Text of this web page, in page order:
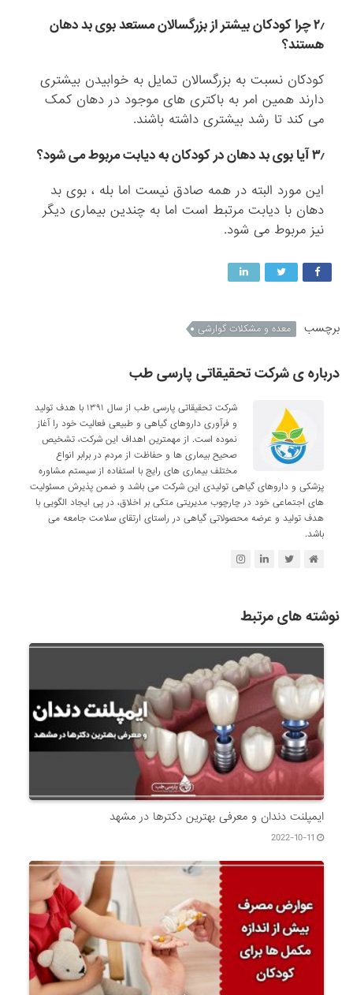
۲٫ چرا کودکان بیشتر از بزرگسالان مستعد بوی بد دهان
هستند؟
کودکان نسبت به بزرگسالان تمایل به خوابیدن بیشتری
دارند همین امر به باکتری های موجود در دهان کمک
می کند تا رشد بیشتری داشته باشند.
۳٫ آیا بوی بد دهان در کودکان به دیابت مربوط می شود؟
این مورد البته در همه صادق نیست اما بله ، بوی بد
دهان با دیابت مرتبط است اما به چندین بیماری دیگر
نیز مربوط می شود.
برچسب معده و مشکلات گوارشی
درباره ی شرکت تحقیقاتی پارسی طب
شرکت تحقیقاتی پارسی طب از سال ۱۳۹۱ با هدف تولید
و فرآوری داروهای گیاهی و طبیعی فعالیت خود را آغاز
نموده است. از مهمترین اهداف این شرکت، تشخیص
صحیح بیماری ها و حفاظت از مردم در برابر انواع
مختلف بیماری های رایج با استفاده از سیستم مشاوره
پزشکی و داروهای گیاهی تولیدی این شرکت می باشد و ضمن پذیرش مسئولیت
های اجتماعی خود در چارچوب مدیریتی متکی بر اخلاق، در پی ایجاد الگویی با
هدف تولید و عرضه محصولاتی گیاهی در راستای ارتقای سلامت جامعه می
باشد.
نوشته های مرتبط
ایمپلنت دندان و معرفی بهترین دکترها در مشهد
2022-10-11